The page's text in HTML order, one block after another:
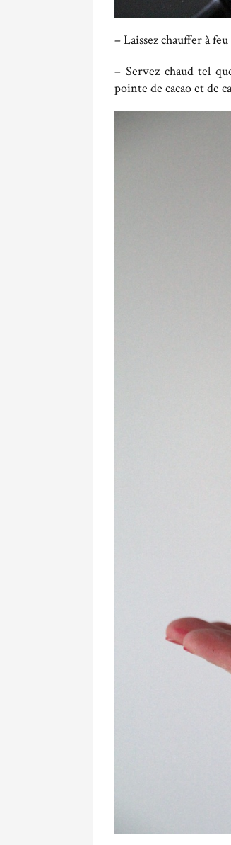
– Laissez chauffer à
– Servez chaud tel
pointe de cacao et de